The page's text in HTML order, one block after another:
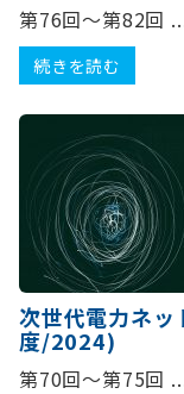
第76回～第82回
続きを読む
次世代電力ネ
度/2024)
第70回～第75回